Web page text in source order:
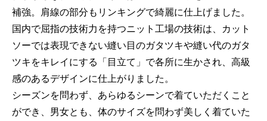
補強。肩線の部分もリンキングで綺麗に仕上げました。
国内で屈指の技術力を持つニット工場の技術は、カット
ソーでは表現できない縫い目のガタツキや縫い代のガタ
ツキをキレイにする「目立て」で各所に生かされ、高級
感のあるデザインに仕上がりました。
シーズンを問わず、あらゆるシーンで着ていただくこと
ができ、男女とも、体のサイズを問わず美しく着ていた